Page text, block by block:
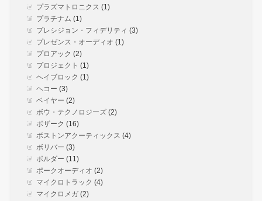
プラズマトロニクス (1)
プラチナム (1)
プレシジョン・フィデリティ (3)
プレゼンス・オーディオ (1)
プロアック (2)
プロジェクト (1)
ヘイブロック (1)
ヘコー (3)
ベイヤー (2)
ボウ・テクノロジーズ (2)
ボザーク (16)
ボストンアクーティックス (4)
ボリバー (3)
ボルダー (11)
ポークオーディオ (2)
マイクロトラック (4)
マイクロメガ (2)